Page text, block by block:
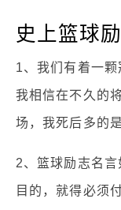
史上篮球
1、我们有着一
我相信在不久的
场，我死后多的
2、篮球励志名言
目的，就得必须